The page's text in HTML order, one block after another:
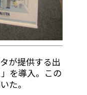
が提供する出
を導入。この
た。